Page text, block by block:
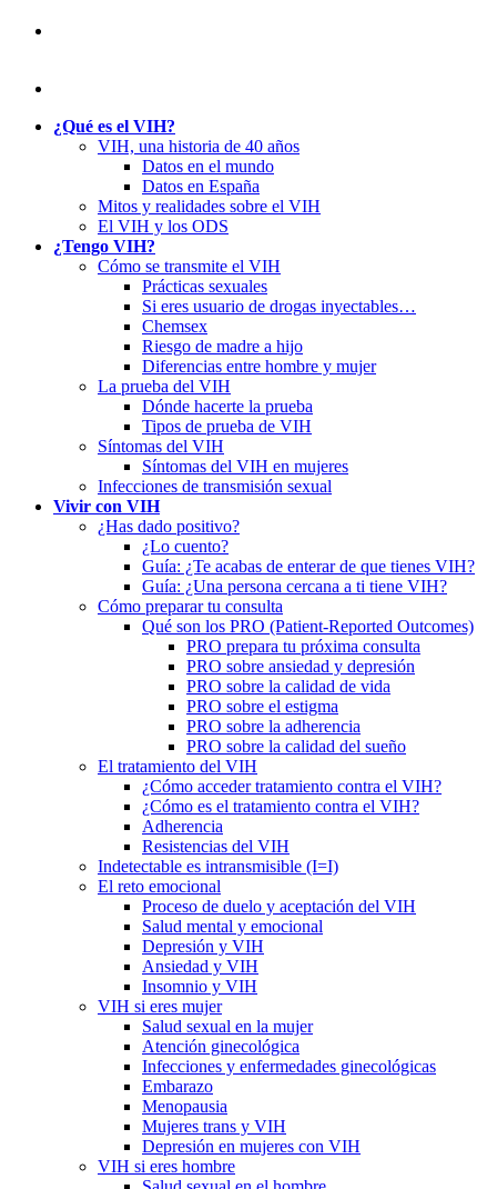
¿Qué es el VIH?
VIH, una historia de 40 años
Datos en el mundo
Datos en España
Mitos y realidades sobre el VIH
El VIH y los ODS
¿Tengo VIH?
Cómo se transmite el VIH
Prácticas sexuales
Si eres usuario de drogas inyectables…
Chemsex
Riesgo de madre a hijo
Diferencias entre hombre y mujer
La prueba del VIH
Dónde hacerte la prueba
Tipos de prueba de VIH
Síntomas del VIH
Síntomas del VIH en mujeres
Infecciones de transmisión sexual
Vivir con VIH
¿Has dado positivo?
¿Lo cuento?
Guía: ¿Te acabas de enterar de que tienes VIH?
Guía: ¿Una persona cercana a ti tiene VIH?
Cómo preparar tu consulta
Qué son los PRO (Patient-Reported Outcomes)
PRO prepara tu próxima consulta
PRO sobre ansiedad y depresión
PRO sobre la calidad de vida
PRO sobre el estigma
PRO sobre la adherencia
PRO sobre la calidad del sueño
El tratamiento del VIH
¿Cómo acceder tratamiento contra el VIH?
¿Cómo es el tratamiento contra el VIH?
Adherencia
Resistencias del VIH
Indetectable es intransmisible (I=I)
El reto emocional
Proceso de duelo y aceptación del VIH
Salud mental y emocional
Depresión y VIH
Ansiedad y VIH
Insomnio y VIH
VIH si eres mujer
Salud sexual en la mujer
Atención ginecológica
Infecciones y enfermedades ginecológicas
Embarazo
Menopausia
Mujeres trans y VIH
Depresión en mujeres con VIH
VIH si eres hombre